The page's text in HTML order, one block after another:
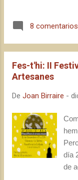
(
sé
del
de
8 comentarios
Fes-t'hi: II
Artesanes
De Joan Birraire -
día
de